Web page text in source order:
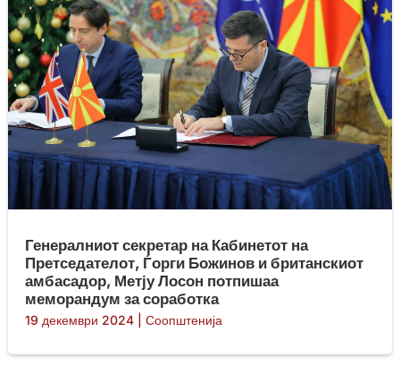
Генералниот секретар на Кабинетот на
Претседателот, Ѓорги Божинов и британскиот
амбасадор, Метју Лосон потпишаа
меморандум за соработка
19 декември 2024| Соопштенија